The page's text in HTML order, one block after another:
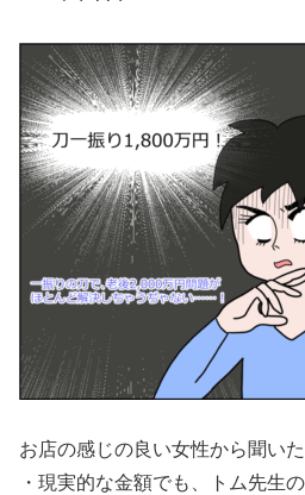
お店の感じの良い女性から聞い
・現実的な金額でも、トム先生